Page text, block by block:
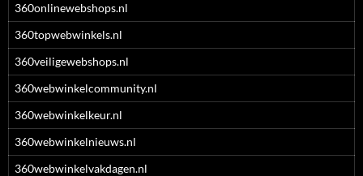
360onlinewebshops.nl
360topwebwinkels.nl
360veiligewebshops.nl
360webwinkelcommunity.nl
360webwinkelkeur.nl
360webwinkelnieuws.nl
360webwinkelvakdagen.nl